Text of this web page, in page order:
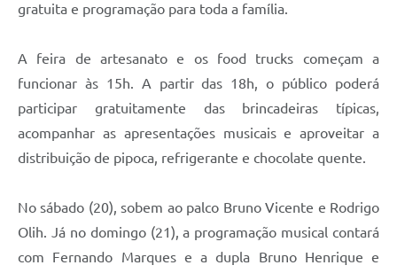
gratuita e programação para toda a família.
A feira de artesanato e os food trucks começam a
funcionar às 15h. A partir das 18h, o público poderá
participar gratuitamente das brincadeiras típicas,
acompanhar as apresentações musicais e aproveitar a
distribuição de pipoca, refrigerante e chocolate quente.
No sábado (20), sobem ao palco Bruno Vicente e Rodrigo
Olih. Já no domingo (21), a programação musical contará
com Fernando Marques e a dupla Bruno Henrique e